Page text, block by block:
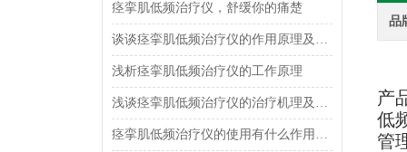
痉挛肌低频治疗仪，舒缓你的痛楚
谈谈痉挛肌低频治疗仪的作用原理及适应症
浅析痉挛肌低频治疗仪的工作原理
浅谈痉挛肌低频治疗仪的治疗机理及特点
痉挛肌低频治疗仪的使用有什么作用吗？会有副作用吗？
品
产
低
管